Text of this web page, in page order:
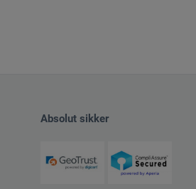
Absolut sikker